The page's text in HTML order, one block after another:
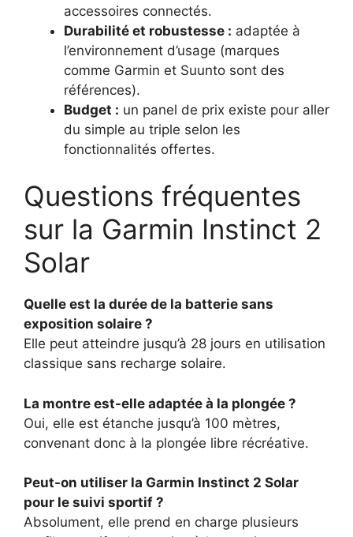
accessoires connectés.
Durabilité et robustesse : adaptée à
l’environnement d’usage (marques
comme Garmin et Suunto sont des
références).
Budget : un panel de prix existe pour aller
du simple au triple selon les
fonctionnalités offertes.
Questions fréquentes
sur la Garmin Instinct 2
Solar
Quelle est la durée de la batterie sans
exposition solaire ?
Elle peut atteindre jusqu’à 28 jours en utilisation
classique sans recharge solaire.
La montre est-elle adaptée à la plongée ?
Oui, elle est étanche jusqu’à 100 mètres,
convenant donc à la plongée libre récréative.
Peut-on utiliser la Garmin Instinct 2 Solar
pour le suivi sportif ?
Absolument, elle prend en charge plusieurs